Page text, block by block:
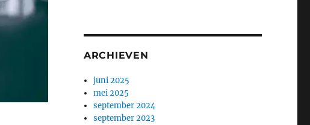
ARCHIEVEN
juni 2025
mei 2025
september 2024
september 2023